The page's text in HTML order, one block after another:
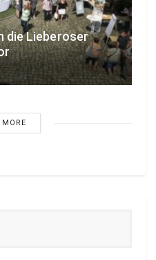
die Lieberoser
MORE